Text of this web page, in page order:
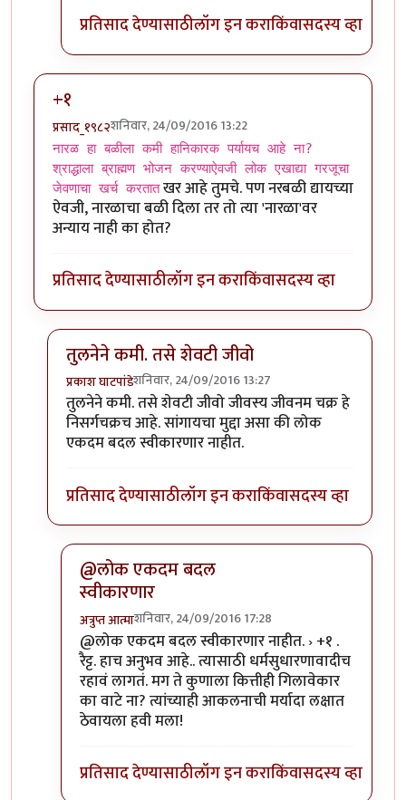
प्रतिसाद देण्यासाठीलॉग इन कराकिंवासदस्य व्हा
+१
प्रसाद_१९८२शनिवार, 24/09/2016 13:22
नारळ हा बळीला कमी हानिकारक पर्यायच आहे ना?
श्राद्धाला ब्राह्मण भोजन करण्याऐवजी लोक एखाद्या गरजूचा
जेवणाचा खर्च करतातखर आहे तुमचे. पण नरबळी द्यायच्या
ऐवजी, नारळाचा बळी दिला तर तो त्या 'नारळा'वर
अन्याय नाही का होत?
प्रतिसाद देण्यासाठीलॉग इन कराकिंवासदस्य व्हा
तुलनेने कमी. तसे शेवटी जीवो
प्रकाश घाटपांडेशनिवार, 24/09/2016 13:27
In reply to+१byप्रसाद_१९८२
तुलनेने कमी. तसे शेवटी जीवो जीवस्य जीवनम चक्र हे
निसर्गचक्रच आहे. सांगायचा मुद्दा असा की लोक
एकदम बदल स्वीकारणार नाहीत.
प्रतिसाद देण्यासाठीलॉग इन कराकिंवासदस्य व्हा
@लोक एकदम बदल
स्वीकारणार
अत्रुप्त आत्माशनिवार, 24/09/2016 17:28
In reply toतुलनेने कमी. तसे शेवटी जीवोbyप्रकाश
@लोक एकदम बदल स्वीकारणार नाहीत. › +१ .
रैट्ट. हाच अनुभव आहे.. त्यासाठी धर्मसुधारणावादीच
रहावं लागतं. मग ते कुणाला कित्तीही गिलावेकार
का वाटे ना? त्यांच्याही आकलनाची मर्यादा लक्षात
ठेवायला हवी मला!
प्रतिसाद देण्यासाठीलॉग इन कराकिंवासदस्य व्हा